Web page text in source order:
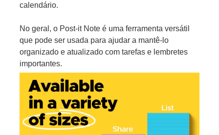
calendário.
No geral, o Post-it Note é uma ferramenta versátil
que pode ser usada para ajudar a mantê-lo
organizado e atualizado com tarefas e lembretes
importantes.